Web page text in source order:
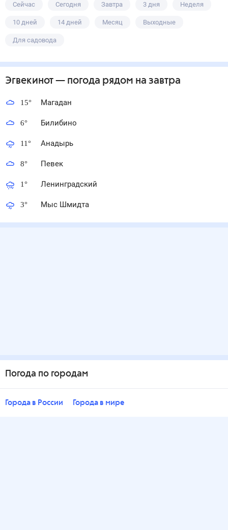
Сейчас Сегодня Завтра 3 дня Неделя
10 дней 14 дней Месяц Выходные
Для садовода
Эгвекинот— погода рядом на завтра
15° Магадан
6° Билибино
11° Анадырь
8° Певек
1° Ленинградский
3° Мыс Шмидта
Погода по городам
Города в России Города в мире